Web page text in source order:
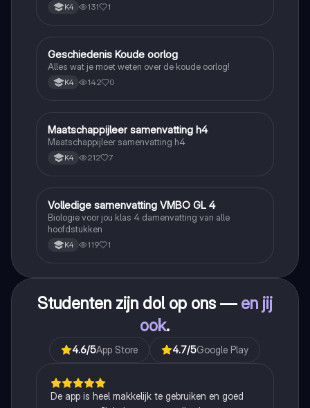
K4 131 1
Geschiedenis
Geschiedenis Koude oorlog
Alles wat je moet weten over de koude oorlog!
K4 142 0
Maatschappijleer
Maatschappijleer samenvatting h4
Maatschappijleer samenvatting h4
K4 212 7
Biologie
Volledige samenvatting VMBO GL 4
Biologie voor jou klas 4 damenvatting van alle
hoofdstukken
K4 119 1
Studenten zijn dol op ons — en jij
ook.
4.6/5App Store 4.7/5Google Play
De app is heel makkelijk te gebruiken en goed